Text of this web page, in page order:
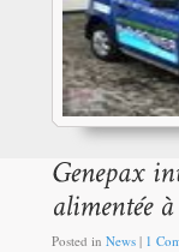
Posted in News | 1